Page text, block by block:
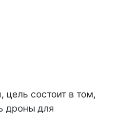
состоит в том,
дроны для